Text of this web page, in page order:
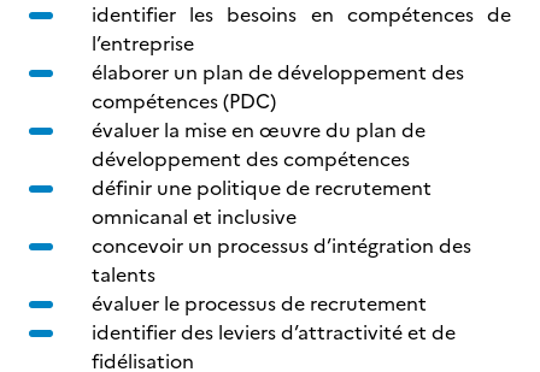
identifier les besoins en compétences de
l’entreprise
élaborer un plan de développement des
compétences (PDC)
évaluer la mise en œuvre du plan de
développement des compétences
définir une politique de recrutement
omnicanal et inclusive
concevoir un processus d’intégration des
talents
évaluer le processus de recrutement
identifier des leviers d’attractivité et de
fidélisation